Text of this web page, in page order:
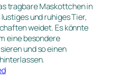
tragbare Maskottchen in
und ruhiges Tier,
weidet. Es könnte
eine besondere
und so einen